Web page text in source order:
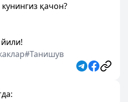
қачон?
#Танишув